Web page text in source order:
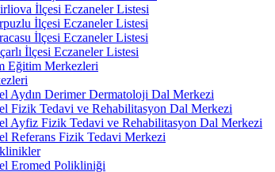
İlçesi Eczaneler Listesi
İlçesi Eczaneler Listesi
İlçesi Eczaneler Listesi
İlçesi Eczaneler Listesi
Eğitim Merkezleri
Aydın Derimer Dermatoloji Dal Merkezi
Fizik Tedavi ve Rehabilitasyon Dal Merkezi
Ayfiz Fizik Tedavi ve Rehabilitasyon Dal Merkezi
Referans Fizik Tedavi Merkezi
Eromed Polikliniği